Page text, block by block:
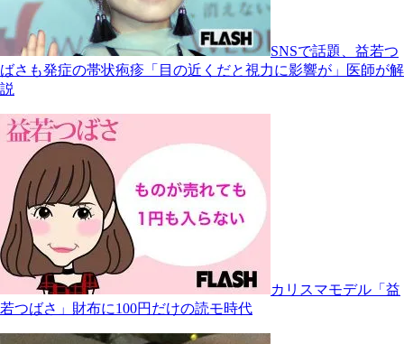
SNSで話題、益若つ
ばさも発症の帯状疱疹「目の近くだと視力に影響が」医師が解
説
カリスマモデル「益
若つばさ」財布に100円だけの読モ時代